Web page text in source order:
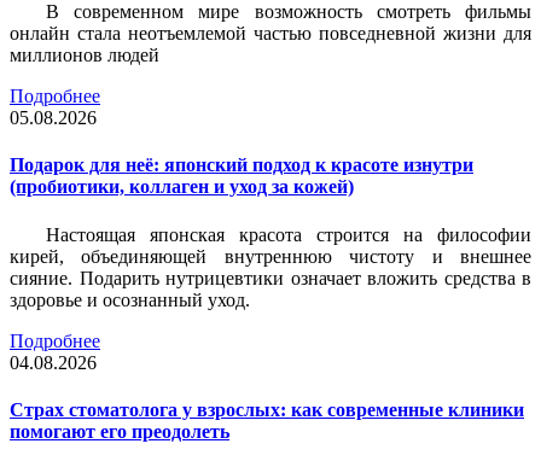
В современном мире возможность смотреть фильмы
онлайн стала неотъемлемой частью повседневной жизни для
миллионов людей
Подробнее
05.08.2026
Подарок для неё: японский подход к красоте изнутри
(пробиотики, коллаген и уход за кожей)
Настоящая японская красота строится на философии
кирей, объединяющей внутреннюю чистоту и внешнее
сияние. Подарить нутрицевтики означает вложить средства в
здоровье и осознанный уход.
Подробнее
04.08.2026
Страх стоматолога у взрослых: как современные клиники
помогают его преодолеть